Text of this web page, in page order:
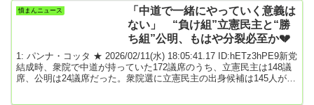
の取材で分かった。過去にさまざまな現場の不満を伝えたとした上
で、「口で言って分からないなら、痛い目に遭わせてでも考えを改
憤まんニュース
「中道で一緒にやっていく意義は
ない」 “負け組”立憲民主と“勝
ち組”公明、もはや分裂必至か💔
1: パンナ・コッタ ★ 2026/02/11(水) 18:05:41.17 ID:hETz3hPE9新党
結成時、衆院で中道が持っていた172議席のうち、立憲民主は148議
席、公明は24議席だった。衆院選に立憲民主の出身候補は145人が立